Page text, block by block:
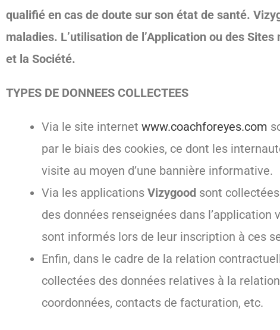
qualifié en cas de doute sur son état de santé.
maladies. L’utilisation de l’Application ou des
et la Société.
TYPES DE DONNEES COLLECTEES
Via le site internet www.coachforeyes.com
par le biais des cookies, ce dont les
visite au moyen d’une bannière informative.
Via les applications Vizygood sont
des données renseignées dans
sont informés lors de leur inscription à ces
Enfin, dans le cadre de la relation
collectées des données relatives à la
coordonnées, contacts de facturation, etc.